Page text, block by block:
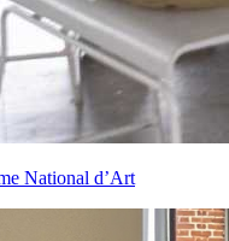
National d’Art